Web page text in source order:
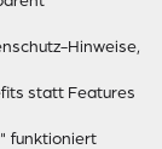
Hinweise,
statt Features
funktioniert